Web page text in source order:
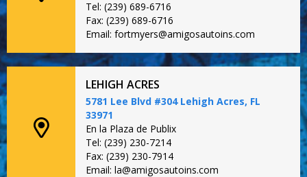
Tel: (239) 689-6716
Fax: (239) 689-6716
Email: fortmyers@amigosautoins.com
LEHIGH ACRES
5781 Lee Blvd #304 Lehigh Acres, FL
33971
En la Plaza de Publix
Tel: (239) 230-7214
Fax: (239) 230-7914
Email: la@amigosautoins.com